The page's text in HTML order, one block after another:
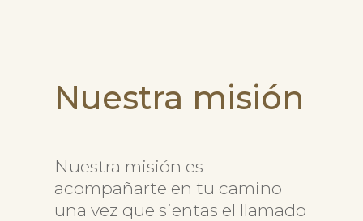
Nuestra misión
Nuestra misión es
acompañarte en tu camino
una vez que sientas el llamado